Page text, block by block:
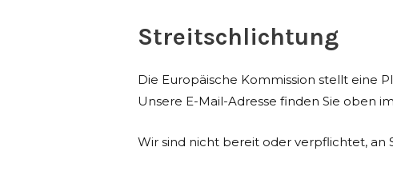
Streitschlichtung
Die Europäische Kommission stellt eine
Unsere E-Mail-Adresse finden Sie oben
Wir sind nicht bereit oder verpflichtet,